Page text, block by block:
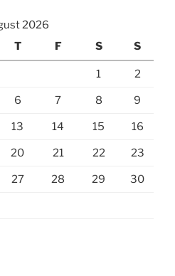
2026
T F S S
1 2
6 7 8 9
13 14 15 16
20 21 22 23
27 28 29 30